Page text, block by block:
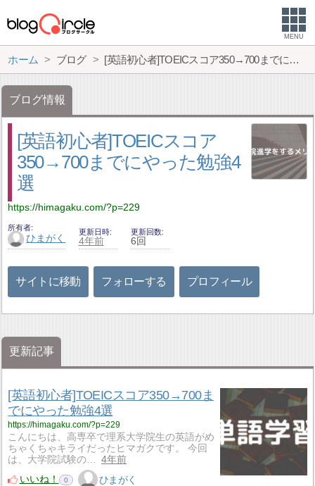
MENU
ホーム ブログ [英語初心者]TOEICスコア350→700までにやった勉強4選
ブログ情報
[英語初心者]TOEICスコア
350→700までにやった勉強4
選
https://himagaku.com/?p=229
所有者
ひまがく
更新日時
4年前
更新回数
6回
サイトに移動 フォローする プロフィール
更新記事
[英語初心者]TOEICスコア350→700ま
でにやった勉強4選
https://himagaku.com/?p=229
こんにちは、高専卒で理系大学院生の英語がめ
ちゃくちゃキライだったヒマガクです。 今回
は、大学院試験の…
4年前
いいね！
0 ひまがく